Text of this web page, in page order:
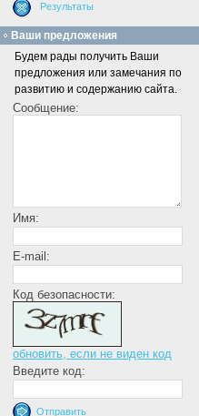
Ваши предложения
Будем рады получить Ваши
предложения или замечания по
развитию и содержанию сайта.
Сообщение:
Имя:
E-mail:
Код безопасности:
обновить, если не виден код
Введите код: